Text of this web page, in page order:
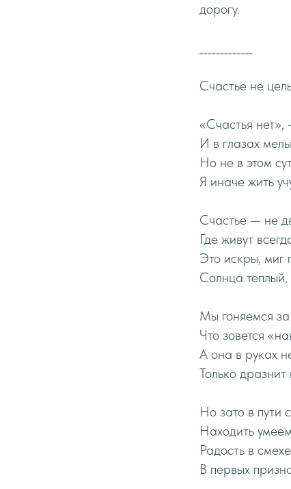
дорогу.
Счастье не
«Счастья
И в глазах
Но не в этом
Я иначе жить
Счастье — не
Где живут
Это искры, миг
Солнца теплый,
Мы гоняемся за
Что зовется
А она в руках
Только дразнит
Но зато в пути
Находить
Радость в
В первых